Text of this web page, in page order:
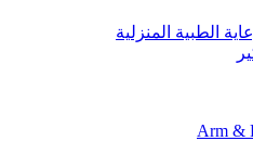
الطبية المنزلية
Arm &